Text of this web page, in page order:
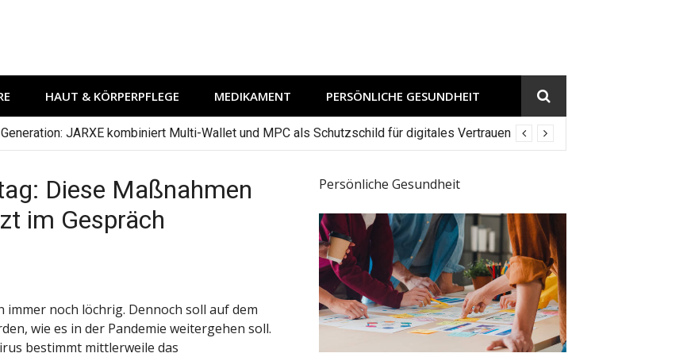
HAUT & KÖRPERPFLEGE MEDIKAMENT PERSÖNLICHE GESUNDHEIT
JARXE kombiniert Multi-Wallet und MPC als Schutzschild für digitales Vertrauen
Diese Maßnahmen
im Gespräch
noch löchrig. Dennoch soll auf dem
wie es in der Pandemie weitergehen soll.
bestimmt mittlerweile das
Persönliche Gesundheit